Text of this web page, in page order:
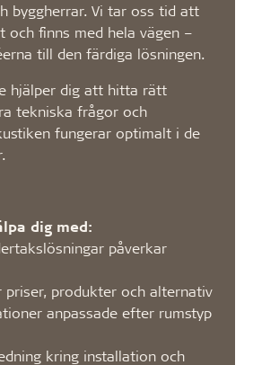
byggherrar. Vi tar oss tid att
finns med hela vägen –
till den färdiga lösningen.
hjälper dig att hitta rätt
tekniska frågor och
fungerar optimalt i de
dig med:
påverkar
priser, produkter och alternativ
anpassade efter rumstyp
kring installation och